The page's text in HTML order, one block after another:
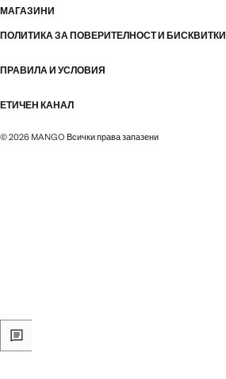
МАГАЗИНИ
ПОЛИТИКА ЗА ПОВЕРИТЕЛНОСТ И БИСКВИТКИ
ПРАВИЛА И УСЛОВИЯ
ЕТИЧЕН КАНАЛ
© 2026 MANGO Всички права запазени